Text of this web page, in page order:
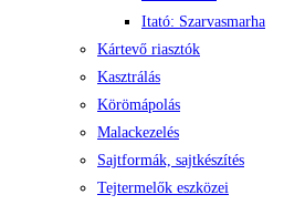
Itató: Szarvasmarha
Kártevő riasztók
Kasztrálás
Körömápolás
Malackezelés
Sajtformák, sajtkészítés
Tejtermelők eszközei